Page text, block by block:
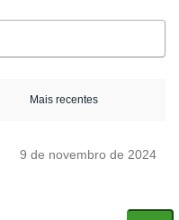
9 de novembro de 2024